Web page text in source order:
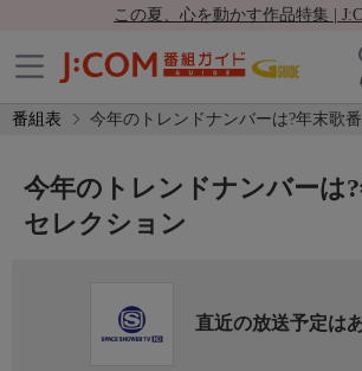
この夏、心を動かす作品特集 |
番組表 今年のトレンドナンバーは?年末歌
今年のトレンドナンバーは?
セレクション
直近の放送予定は